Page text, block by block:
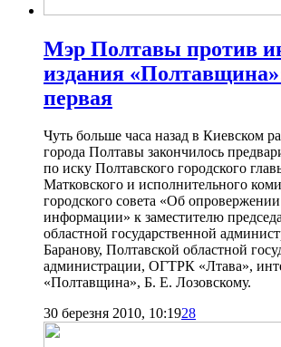
Мэр Полтавы против
издания
первая
Чуть больше часа назад в Киевском
города Полтавы закончилось
по иску Полтавского городского
Матковского и исполнительного
городского совета «Об
информации» к заместителю
областной государственной
Баранову, Полтавской областной
администрации, ОГТРК «Лтава»,
«Полтавщина», Б. Е. Лозовскому.
30 березня 2010, 10:1928